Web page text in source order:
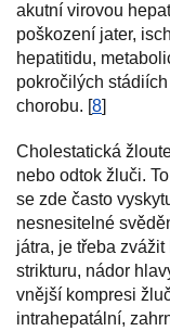
akutní virovou
poškození jater,
hepatitidu,
pokročilých
chorobu. [8]
Cholestatická
nebo odtok žluči.
se zde často
nesnesitelné
játra, je třeba
strikturu, nádor
vnější kompresi
intrahepatální,